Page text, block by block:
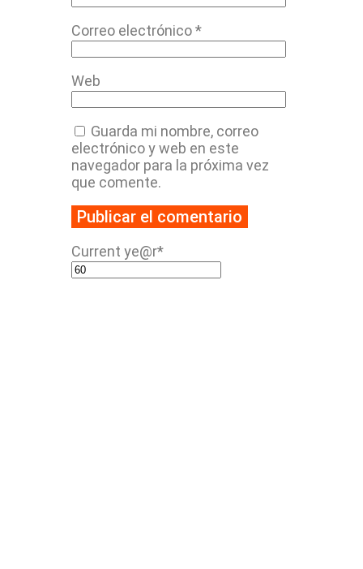
Correo electrónico*
Web
Guarda mi nombre, correo
electrónico y web en este
navegador para la próxima vez
que comente.
Current ye@r*